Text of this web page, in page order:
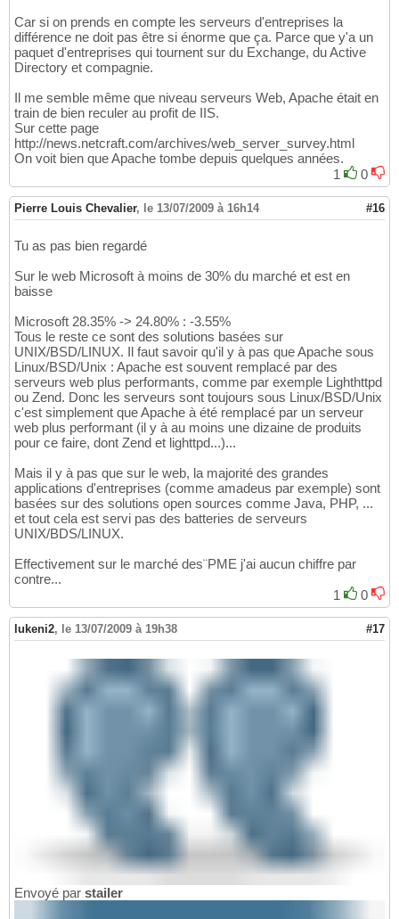
Car si on prends en compte les serveurs d'entreprises la
différence ne doit pas être si énorme que ça. Parce que y'a un
paquet d'entreprises qui tournent sur du Exchange, du Active
Directory et compagnie.
Il me semble même que niveau serveurs Web, Apache était en
train de bien reculer au profit de IIS.
Sur cette page
http://news.netcraft.com/archives/web_server_survey.html
On voit bien que Apache tombe depuis quelques années.
1
0
Pierre Louis Chevalier, le 13/07/2009 à 16h14 #16
Tu as pas bien regardé
Sur le web Microsoft à moins de 30% du marché et est en
baisse
Microsoft 28.35% -> 24.80% : -3.55%
Tous le reste ce sont des solutions basées sur
UNIX/BSD/LINUX. Il faut savoir qu'il y à pas que Apache sous
Linux/BSD/Unix : Apache est souvent remplacé par des
serveurs web plus performants, comme par exemple Lighthttpd
ou Zend. Donc les serveurs sont toujours sous Linux/BSD/Unix
c'est simplement que Apache à été remplacé par un serveur
web plus performant (il y à au moins une dizaine de produits
pour ce faire, dont Zend et lighttpd...)...
Mais il y à pas que sur le web, la majorité des grandes
applications d'entreprises (comme amadeus par exemple) sont
basées sur des solutions open sources comme Java, PHP, ...
et tout cela est servi pas des batteries de serveurs
UNIX/BDS/LINUX.
Effectivement sur le marché des¨PME j'ai aucun chiffre par
contre...
1
0
lukeni2, le 13/07/2009 à 19h38 #17
Envoyé par stailer